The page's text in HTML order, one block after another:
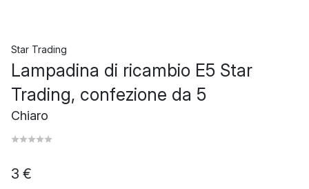
Star Trading
Lampadina di ricambio E5 Star
Trading, confezione da 5
Chiaro
3 €